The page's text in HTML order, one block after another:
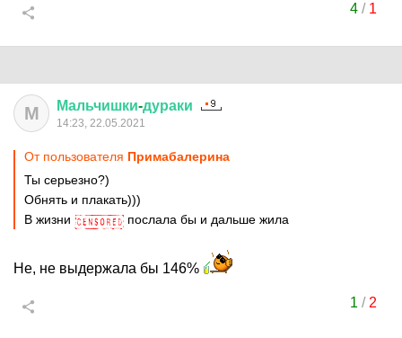
4/ 1
М Мальчишки-дураки
14:23, 22.05.2021
От пользователя Примaбaлерина
Ты серьезно?)
Обнять и плакать)))
В жизни
послала бы и дальше жила
Не, не выдержала бы 146%
1 / 2